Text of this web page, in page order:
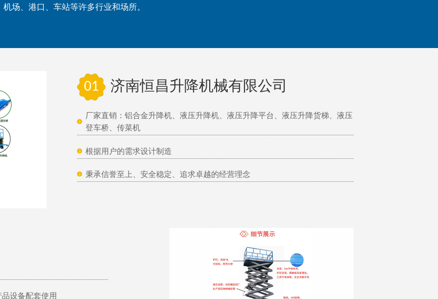
机场、港口、车站等许多行业和场所。
01 济南恒昌升降机械有限公司
厂家直销：铝合金升降机、液压升降机、液压升降平台、液压升降货梯、液压
登车桥、传菜机
根据用户的需求设计制造
秉承信誉至上、安全稳定、追求卓越的经营理念
设备配套使用